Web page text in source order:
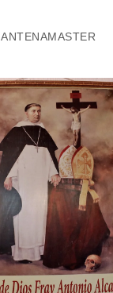
ANTENAMASTER